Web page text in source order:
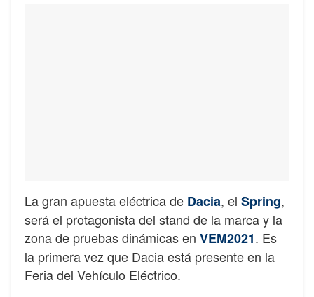
La gran apuesta eléctrica de Dacia, el Spring,
será el protagonista del stand de la marca y la
zona de pruebas dinámicas en VEM2021. Es
la primera vez que Dacia está presente en la
Feria del Vehículo Eléctrico.